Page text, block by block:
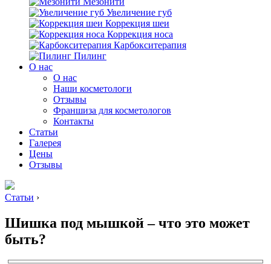
Увеличение губ
Коррекция шеи
Коррекция носа
Карбокситерапия
Пилинг
O нас
O нас
Наши косметологи
Отзывы
Франшиза для косметологов
Контакты
Статьи
Галерея
Цены
Отзывы
Статьи ›
Шишка под мышкой – что это может
быть?